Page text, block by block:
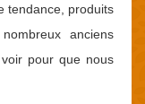
tendance, produits
anciens
pour que nous